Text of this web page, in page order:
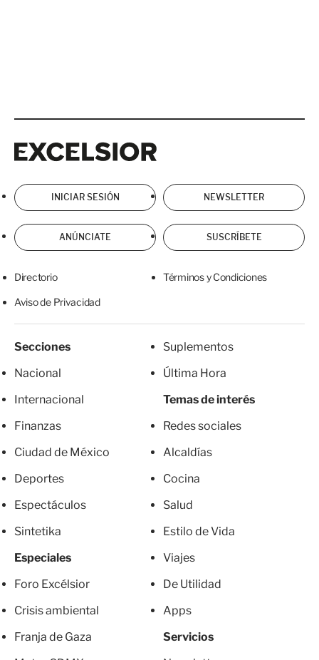
INICIAR SESIÓN NEWSLETTER
ANÚNCIATE SUSCRÍBETE
Directorio Términos y Condiciones
Aviso de Privacidad
Secciones
Nacional
Internacional
Finanzas
Ciudad de México
Deportes
Espectáculos
Sintetika
Especiales
Foro Excélsior
Crisis ambiental
Franja de Gaza
Suplementos
Última Hora
Temas de interés
Redes sociales
Alcaldías
Cocina
Salud
Estilo de Vida
Viajes
De Utilidad
Apps
Servicios